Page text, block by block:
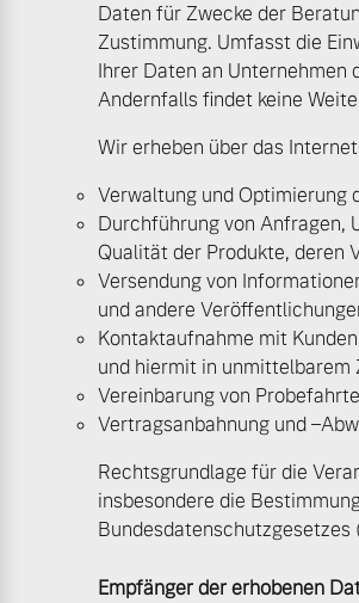
Angebot anfragen
Fahrzeug konfigurieren
Volvo Selekt
Die
Mehr erfahren
Jetzt
Volvo
Gebrauchtwagen
Volvo kauft Ihr Auto
Aktuelle Zubehörangebote
Zubehörkatalog
Service by Volvo
Sie erhalten
Bitte sprechen
Mehr erfahren
Kontakt und Anfahrt
Unsere News & Events
Daten für Zwecke der
Zustimmung. Umfasst die
Ihrer Daten an Unternehmen
Andernfalls findet keine
Wir erheben über das
Verwaltung und Optimierung
Durchführung von Anfragen,
Qualität der Produkte, deren
Versendung von
und andere
Kontaktaufnahme mit
und hiermit in unmittelbarem
Vereinbarung von
Vertragsanbahnung und
Rechtsgrundlage für die
insbesondere die
Bundesdatenschutzgesetzes
Empfänger der erhobenen